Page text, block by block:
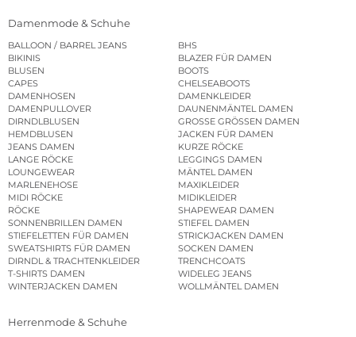
Damenmode & Schuhe
BALLOON / BARREL JEANS
BHS
BIKINIS
BLAZER FÜR DAMEN
BLUSEN
BOOTS
CAPES
CHELSEABOOTS
DAMENHOSEN
DAMENKLEIDER
DAMENPULLOVER
DAUNENMÄNTEL DAMEN
DIRNDLBLUSEN
GROSSE GRÖSSEN DAMEN
HEMDBLUSEN
JACKEN FÜR DAMEN
JEANS DAMEN
KURZE RÖCKE
LANGE RÖCKE
LEGGINGS DAMEN
LOUNGEWEAR
MÄNTEL DAMEN
MARLENEHOSE
MAXIKLEIDER
MIDI RÖCKE
MIDIKLEIDER
RÖCKE
SHAPEWEAR DAMEN
SONNENBRILLEN DAMEN
STIEFEL DAMEN
STIEFELETTEN FÜR DAMEN
STRICKJACKEN DAMEN
SWEATSHIRTS FÜR DAMEN
SOCKEN DAMEN
DIRNDL & TRACHTENKLEIDER
TRENCHCOATS
T-SHIRTS DAMEN
WIDELEG JEANS
WINTERJACKEN DAMEN
WOLLMÄNTEL DAMEN
Herrenmode & Schuhe